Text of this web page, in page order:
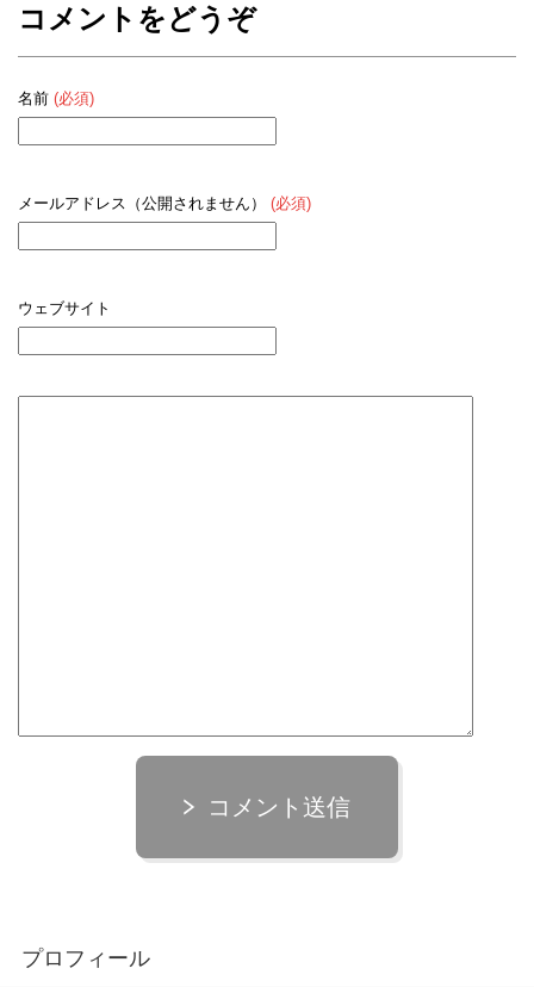
コメントをどうぞ
名前 (必須)
メールアドレス（公開されません） (必須)
ウェブサイト
コメント送信
プロフィール